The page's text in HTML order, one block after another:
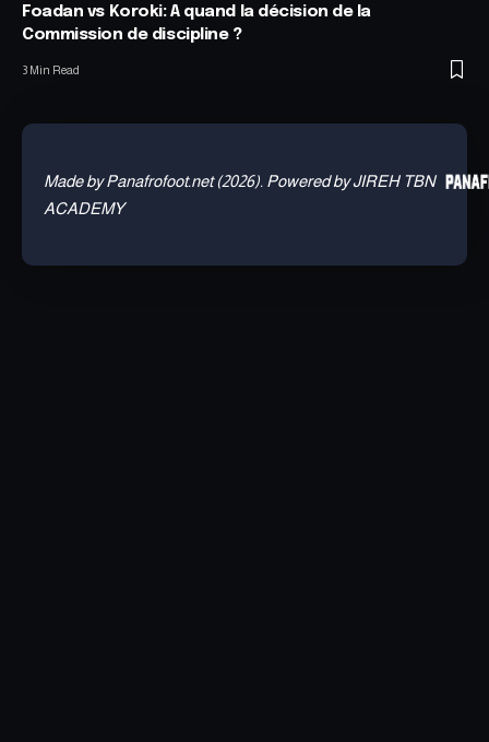
Foadan vs Koroki: A quand la décision de la
Commission de discipline ?
3 Min Read
Made by Panafrofoot.net (2026). Powered by JIREH TBN
ACADEMY